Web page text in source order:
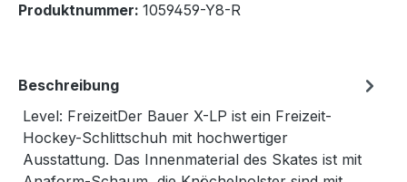
Produktnummer: 1059459-Y8-R
Beschreibung
Level: FreizeitDer Bauer X-LP ist ein Freizeit-
Hockey-Schlittschuh mit hochwertiger
Ausstattung. Das Innenmaterial des Skates ist mit